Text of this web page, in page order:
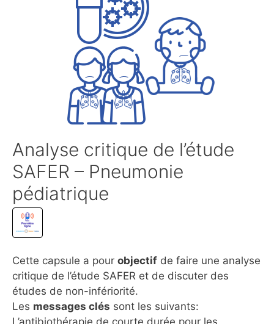
Analyse critique de l’étude
SAFER – Pneumonie
pédiatrique
Cette capsule a pour objectif de faire une analyse
critique de l’étude SAFER et de discuter des
études de non-infériorité.
Les messages clés sont les suivants:
L’antibiothérapie de courte durée pour les